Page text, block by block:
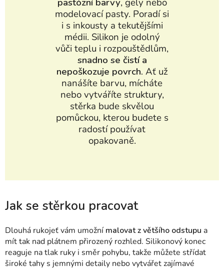
modelovací pasty. Poradí si
i s inkousty a tekutějšími
médii. Silikon je odolný
vůči teplu i rozpouštědlům,
snadno se čistí a
nepoškozuje povrch. Ať už
nanášíte barvu, mícháte
nebo vytváříte struktury,
stěrka bude skvělou
pomůckou, kterou budete s
radostí používat
opakovaně.
Jak se stěrkou pracovat
Dlouhá rukojeť vám umožní malovat z většího odstupu a
mít tak nad plátnem přirozený rozhled. Silikonový konec
reaguje na tlak ruky i směr pohybu, takže můžete střídat
široké tahy s jemnými detaily nebo vytvářet zajímavé